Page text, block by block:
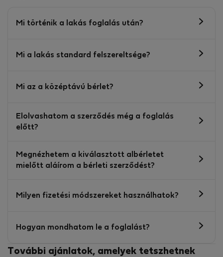
Mi történik a lakás foglalás után?
Mi a lakás standard felszereltsége?
Mi az a középtávú bérlet?
Elolvashatom a szerződés még a foglalás
előtt?
Megnézhetem a kiválasztott albérletet
mielőtt aláírom a bérleti szerződést?
Milyen fizetési módszereket használhatok?
Hogyan mondhatom le a foglalást?
További ajánlatok, amelyek tetszhetnek